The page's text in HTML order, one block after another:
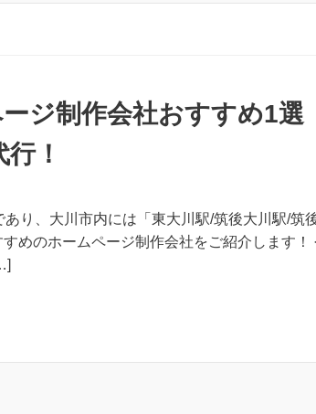
ジ制作会社おすすめ1選
！
り、大川市内には「東大川駅/筑後大川駅/筑
めのホームページ制作会社をご紹介します！